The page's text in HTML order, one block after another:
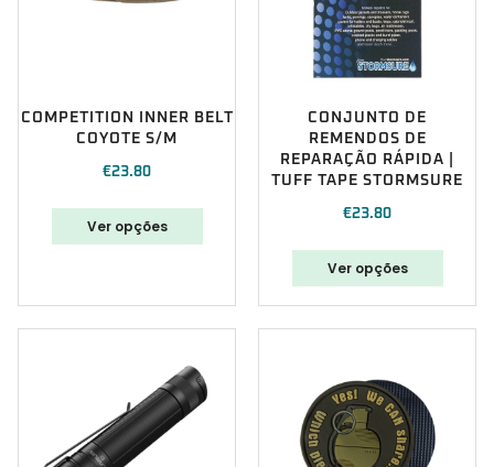
COMPETITION INNER BELT
COYOTE S/M
€23.80
Ver opções
CONJUNTO DE
REMENDOS DE
REPARAÇÃO RÁPIDA |
TUFF TAPE STORMSURE
€23.80
Ver opções